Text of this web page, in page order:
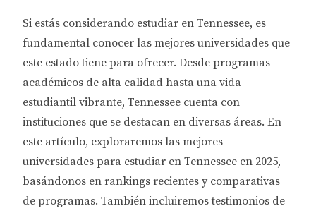
Si estás considerando estudiar en Tennessee, es
fundamental conocer las mejores universidades que
este estado tiene para ofrecer. Desde programas
académicos de alta calidad hasta una vida
estudiantil vibrante, Tennessee cuenta con
instituciones que se destacan en diversas áreas. En
este artículo, exploraremos las mejores
universidades para estudiar en Tennessee en 2025,
basándonos en rankings recientes y comparativas
de programas. También incluiremos testimonios de